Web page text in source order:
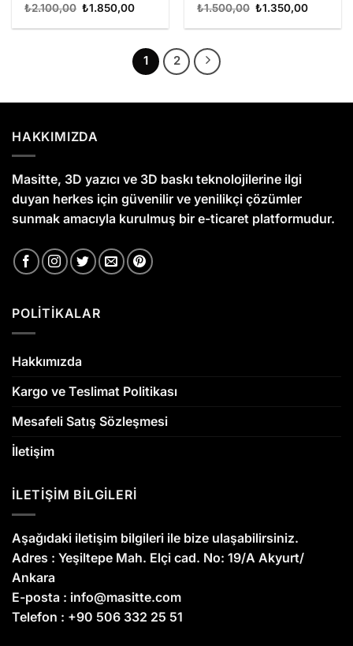
₺2.100,00 Orijinal
₺2.100,00.
₺1.850,00Şu
fiyat:
₺1.500,00 Orijinal
₺1.500,00.
₺1.350,00Şu
fiyat:
1 2
HAKKIMIZDA
Masitte, 3D yazıcı ve 3D baskı teknolojilerine ilgi
duyan herkes için güvenilir ve yenilikçi çözümler
sunmak amacıyla kurulmuş bir e-ticaret platformudur.
POLİTİKALAR
Hakkımızda
Kargo ve Teslimat Politikası
Mesafeli Satış Sözleşmesi
İletişim
İLETİŞİM BİLGİLERİ
Aşağıdaki iletişim bilgileri ile bize ulaşabilirsiniz.
Adres : Yeşiltepe Mah. Elçi cad. No: 19/A Akyurt/
Ankara
E-posta : info@masitte.com
Telefon : +90 506 332 25 51